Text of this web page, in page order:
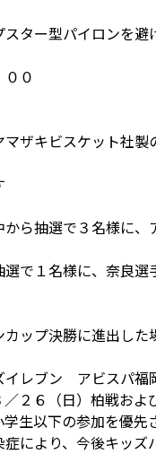
ター型パイロンを避
０
マザキビスケット社
から抽選で３名様に
選で１名様に、奈良
カップ決勝に進出し
イレブン アビスパ
２６（日）柏戦およ
生以下の参加を優
により、今後キッ